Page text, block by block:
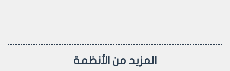
مادة 2- ينشر هذا القرار في لوحة إعلانات مجلس مدينة
المزيد من الأنظمة